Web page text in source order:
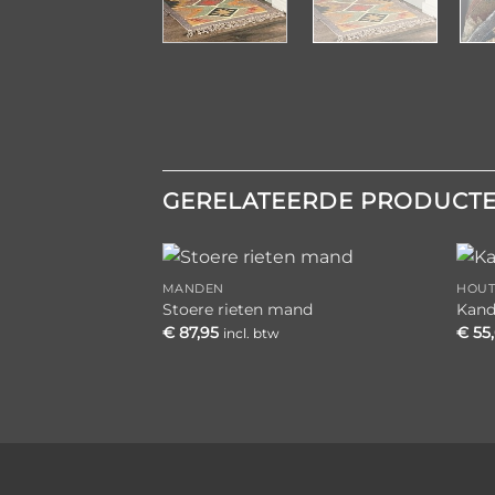
GERELATEERDE
MANDEN
Stoere rieten mand
€87,95 incl. btw
€